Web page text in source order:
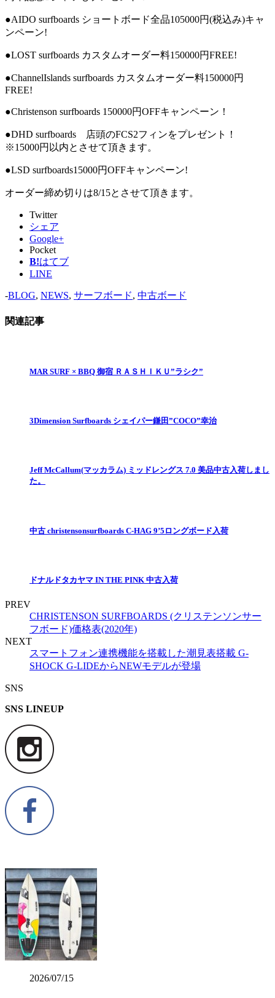
●AIDO surfboards ショートボード全品105000円(税込み)キャ
ンペーン!
●LOST surfboards カスタムオーダー料150000円FREE!
●ChannelIslands surfboards カスタムオーダー料150000円
FREE!
●Christenson surfboards 150000円OFFキャンペーン！
●DHD surfboards 店頭のFCS2フィンをプレゼント！
※15000円以内とさせて頂きます。
●LSD surfboards15000円OFFキャンペーン!
オーダー締め切りは8/15とさせて頂きます。
Twitter
シェア
Google+
Pocket
B!はてブ
LINE
-BLOG, NEWS, サーフボード, 中古ボード
関連記事
MAR SURF × BBQ 御宿 ＲＡＳＨＩＫＵ”ラシク”
3Dimension Surfboards シェイパー鎌田”COCO”幸治
Jeff McCallum(マッカラム) ミッドレングス 7.0 美品中古入荷しまし
た。
中古 christensonsurfboards C-HAG 9’5ロングボード入荷
ドナルドタカヤマ IN THE PINK 中古入荷
PREV
CHRISTENSON SURFBOARDS (クリステンソンサー
フボード)価格表(2020年)
NEXT
スマートフォン連携機能を搭載した潮見表搭載 G-
SHOCK G-LIDEからNEWモデルが登場
SNS
SNS LINEUP
2026/07/15